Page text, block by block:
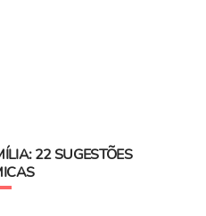
22 SUGESTÕES